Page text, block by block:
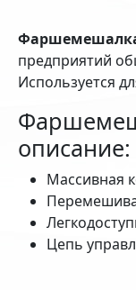
Фаршемешалка
предприятий
Используется
описание:
Массивная
Цепь